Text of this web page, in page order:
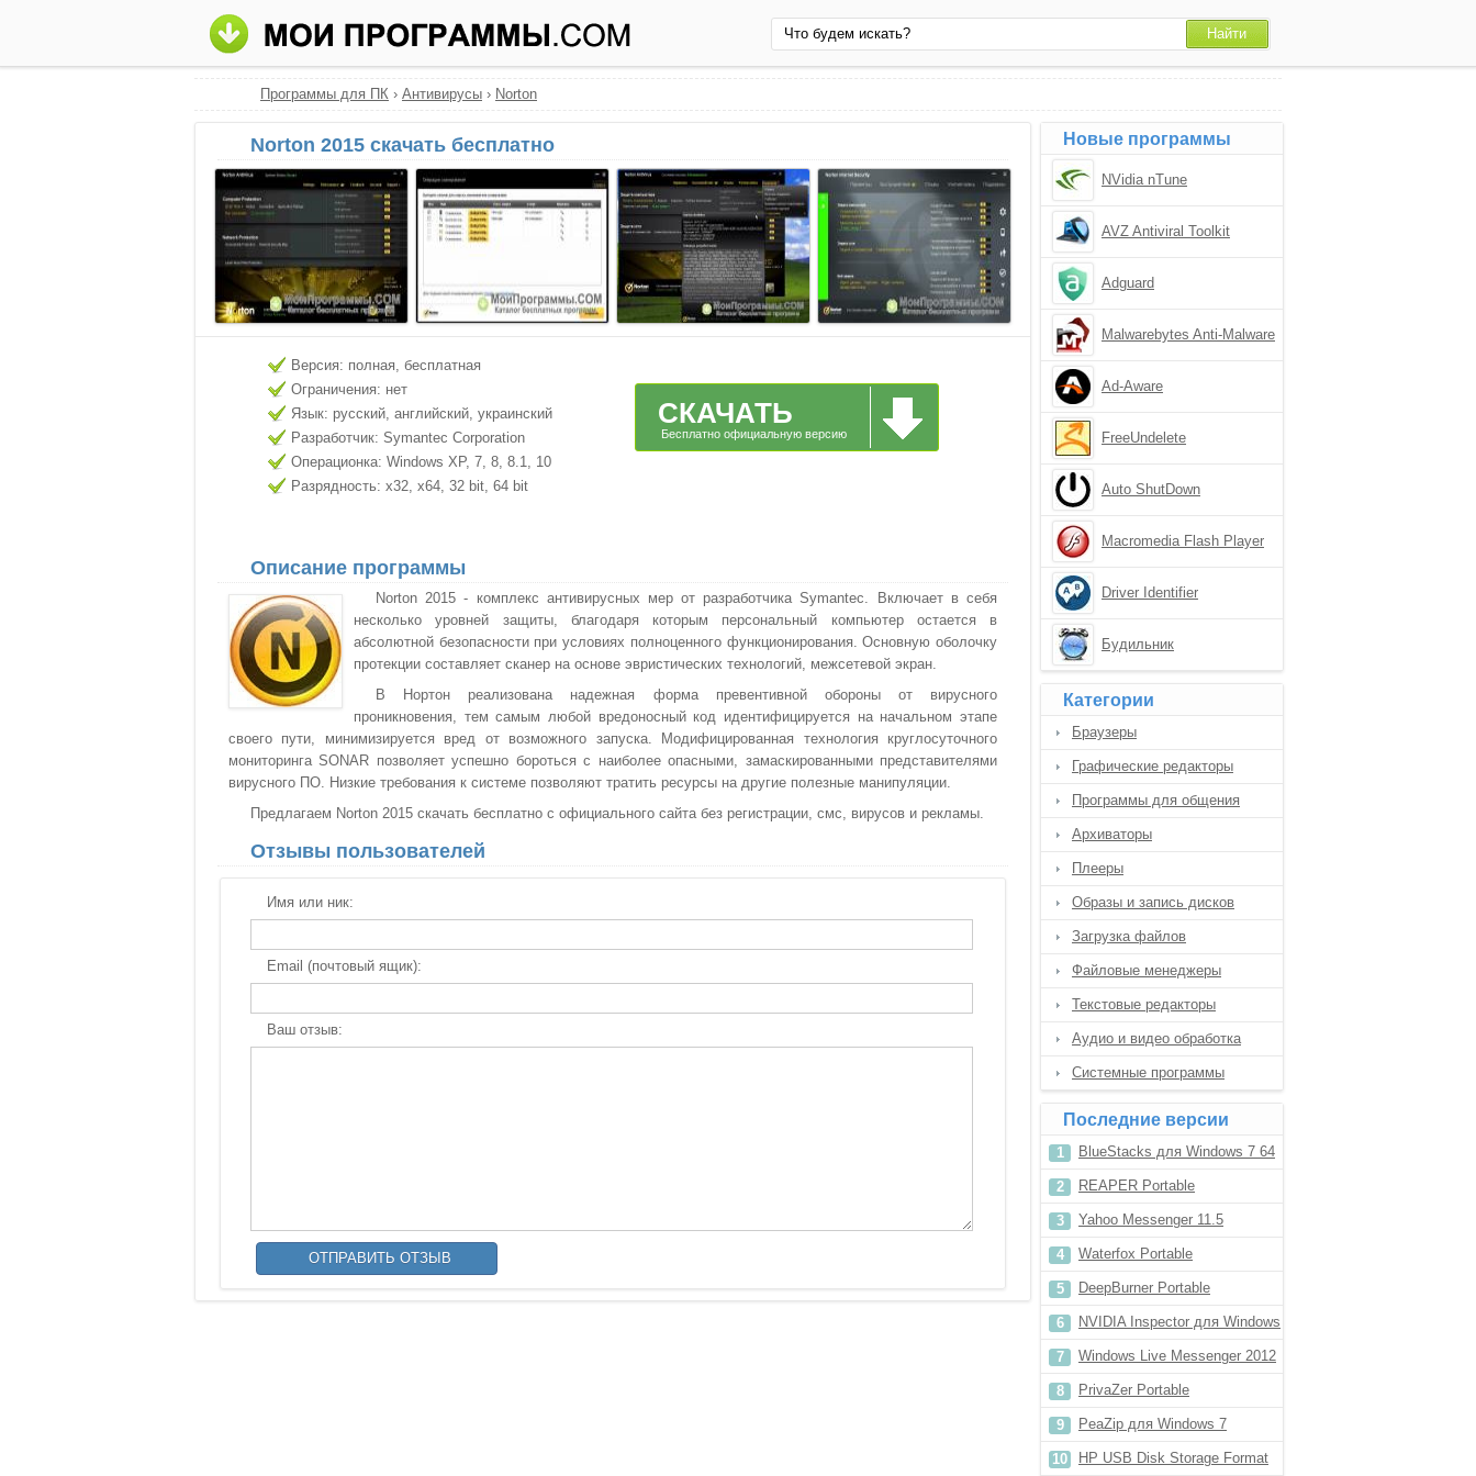
Программы для ПК › Антивирусы › Norton
Norton 2015 скачать бесплатно
Версия: полная, бесплатная
Ограничения: нет
Язык: русский, английский, украинский
Разработчик: Symantec Corporation
Операционка: Windows XP, 7, 8, 8.1, 10
Разрядность: x32, x64, 32 bit, 64 bit
СКАЧАТЬ
Бесплатно официальную версию
Описание программы
Norton 2015 - комплекс антивирусных мер от разработчика Symantec. Включает в себя
несколько уровней защиты, благодаря которым персональный компьютер остается в
абсолютной безопасности при условиях полноценного функционирования. Основную оболочку
протекции составляет сканер на основе эвристических технологий, межсетевой экран.
В Нортон реализована надежная форма превентивной обороны от вирусного
проникновения, тем самым любой вредоносный код идентифицируется на начальном этапе
своего пути, минимизируется вред от возможного запуска. Модифицированная технология круглосуточного
мониторинга SONAR позволяет успешно бороться с наиболее опасными, замаскированными представителями
вирусного ПО. Низкие требования к системе позволяют тратить ресурсы на другие полезные манипуляции.
Предлагаем Norton 2015 скачать бесплатно с официального сайта без регистрации, смс, вирусов и рекламы.
Отзывы пользователей
Имя или ник:
Email (почтовый ящик):
Ваш отзыв:
Новые программы
NVidia nTune
AVZ Antiviral Toolkit
Adguard
Malwarebytes Anti-Malware
Ad-Aware
FreeUndelete
Auto ShutDown
Macromedia Flash Player
Driver Identifier
Будильник
Категории
Браузеры
Графические редакторы
Программы для общения
Архиваторы
Плееры
Образы и запись дисков
Загрузка файлов
Файловые менеджеры
Текстовые редакторы
Аудио и видео обработка
Системные программы
Последние версии
BlueStacks для Windows 7 64
bit
REAPER Portable
Yahoo Messenger 11.5
Waterfox Portable
DeepBurner Portable
NVIDIA Inspector для Windows
7
Windows Live Messenger 2012
PrivaZer Portable
PeaZip для Windows 7
HP USB Disk Storage Format